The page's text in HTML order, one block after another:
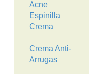
Acne
Espinilla
Crema
Crema Anti-
Arrugas